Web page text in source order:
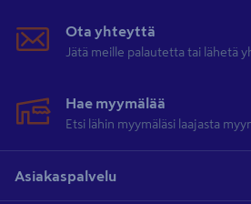
Ota yhteyttä
Jätä meille palautetta tai lähetä
Hae myymälää
Etsi lähin myymäläsi laajasta
Asiakaspalvelu